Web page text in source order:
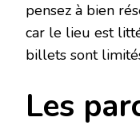
pensez à bien
car le lieu est
billets sont
Les